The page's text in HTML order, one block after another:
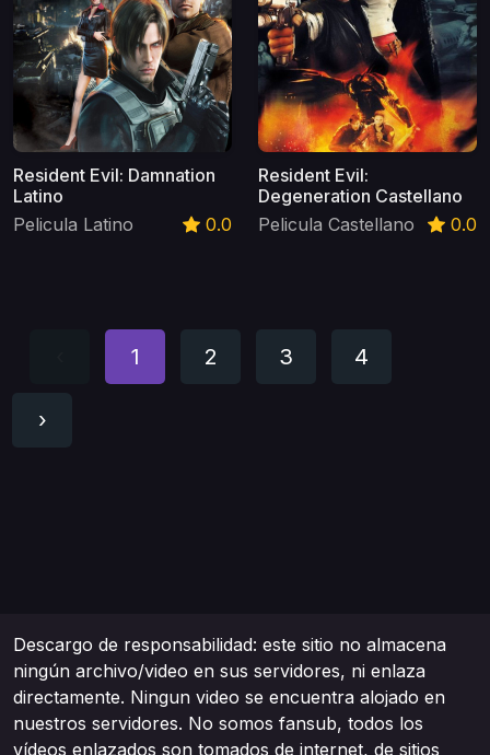
Resident Evil: Damnation
Latino
Pelicula Latino
0.0
Resident Evil:
Degeneration Castellano
Pelicula Castellano
0.0
1 2 3 4
›
Descargo de responsabilidad: este sitio no almacena
ningún archivo/video en sus servidores, ni enlaza
directamente. Ningun video se encuentra alojado en
nuestros servidores. No somos fansub, todos los
vídeos enlazados son tomados de internet, de sitios